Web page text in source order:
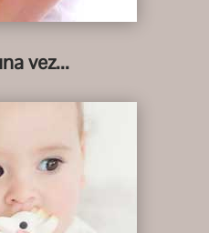
vez...